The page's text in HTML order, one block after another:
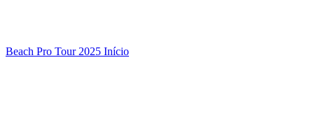
Beach Pro Tour 2025 Início